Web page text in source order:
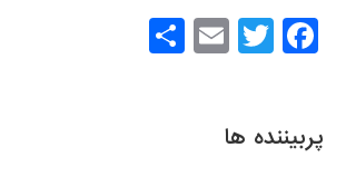
پربیننده ها
F
a
e
T
wi
er
E
m